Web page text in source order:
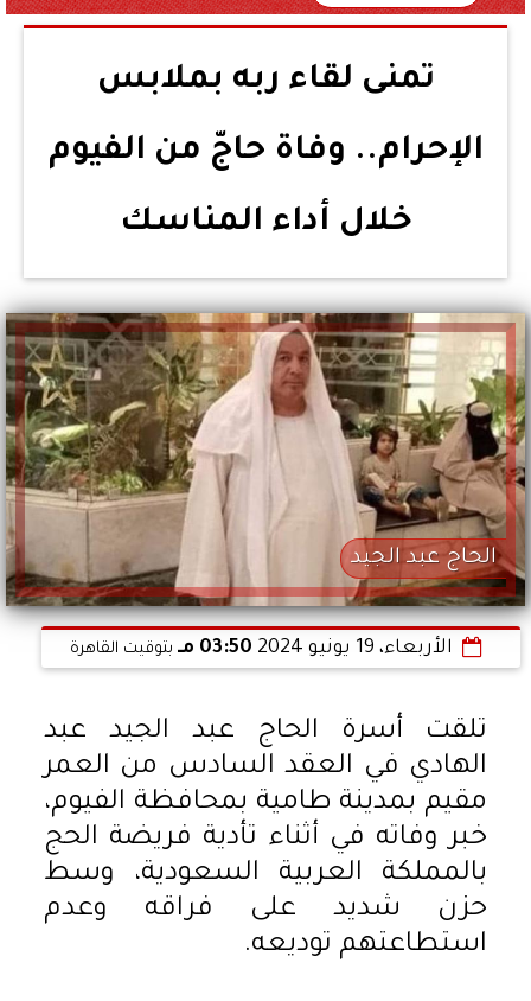
تمنى لقاء ربه بملابس
الإحرام.. وفاة حاجّ من الفيوم
خلال أداء المناسك
الحاج عبد الجيد
الأربعاء، 19 يونيو 2024 03:50 مـ بتوقيت القاهرة
تلقت أسرة الحاج عبد الجيد عبد
الهادي في العقد السادس من العمر
مقيم بمدينة طامية بمحافظة الفيوم،
خبر وفاته في أثناء تأدية فريضة الحج
بالمملكة العربية السعودية، وسط
حزن شديد على فراقه وعدم
استطاعتهم توديعه.